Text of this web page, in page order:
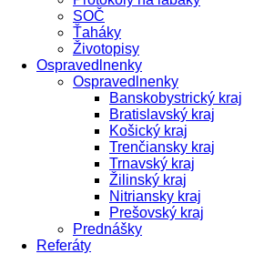
SOČ
Ťaháky
Životopisy
Ospravedlnenky
Ospravedlnenky
Banskobystrický kraj
Bratislavský kraj
Košický kraj
Trenčiansky kraj
Trnavský kraj
Žilinský kraj
Nitriansky kraj
Prešovský kraj
Prednášky
Referáty